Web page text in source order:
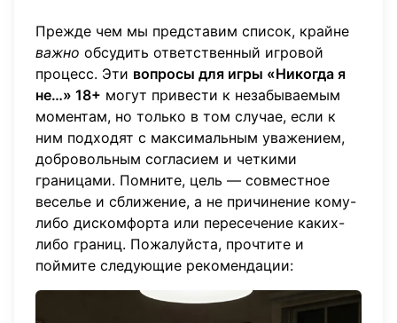
Прежде чем мы представим список, крайне
важно обсудить ответственный игровой
процесс. Эти вопросы для игры «Никогда я
не…» 18+ могут привести к незабываемым
моментам, но только в том случае, если к
ним подходят с максимальным уважением,
добровольным согласием и четкими
границами. Помните, цель — совместное
веселье и сближение, а не причинение кому-
либо дискомфорта или пересечение каких-
либо границ. Пожалуйста, прочтите и
поймите следующие рекомендации: